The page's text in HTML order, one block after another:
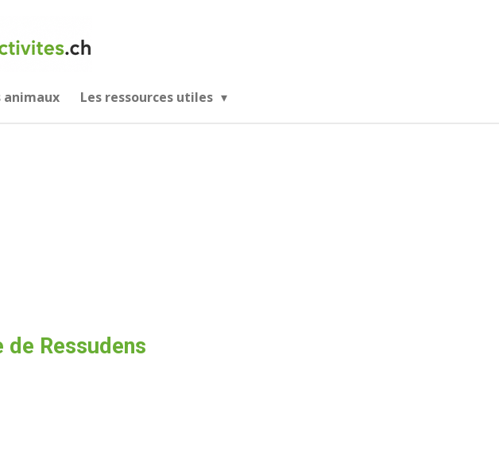
animaux Les ressources utiles
Ressudens